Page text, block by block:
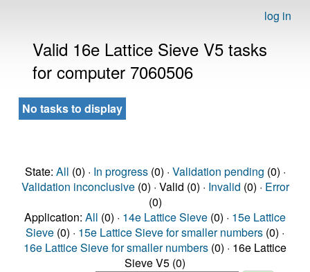
log in
Valid 16e Lattice Sieve V5 tasks
for computer 7060506
No tasks to display
State: All (0) · In progress(0) · Validation pending (0) ·
Validation inconclusive(0) · Valid (0) · Invalid (0) · Error
(0)
Application: All (0) · 14e Lattice Sieve (0) · 15e Lattice
Sieve (0) · 15e Lattice Sieve for smaller numbers (0) ·
16e Lattice Sieve for smaller numbers (0) · 16e Lattice
Sieve V5 (0)